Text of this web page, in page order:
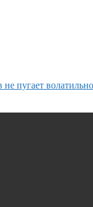
пугает